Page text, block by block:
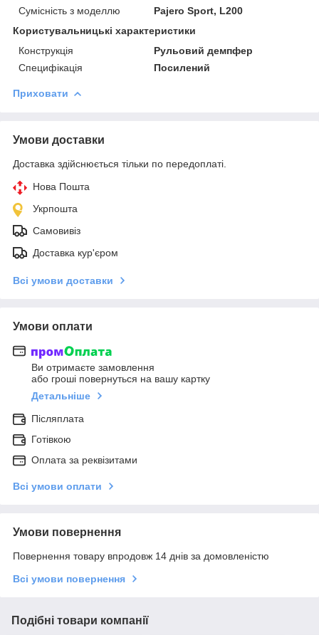
Сумісність з моделлю
Pajero Sport, L200
Користувальницькі характеристики
Конструкція
Рульовий демпфер
Специфікація
Посилений
Приховати
Умови доставки
Доставка здійснюється тільки по передоплаті.
Нова Пошта
Укрпошта
Самовивіз
Доставка кур'єром
Всі умови доставки
Умови оплати
Ви отримаєте замовлення
або гроші повернуться на вашу картку
Детальніше
Післяплата
Готівкою
Оплата за реквізитами
Всі умови оплати
Умови повернення
Повернення товару впродовж 14 днів за домовленістю
Всі умови повернення
Подібні товари компанії